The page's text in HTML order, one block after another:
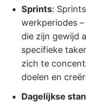
Sprints:
werkperiodes
die zijn gewijd
specifieke
zich te
doelen en
Dagelijkse